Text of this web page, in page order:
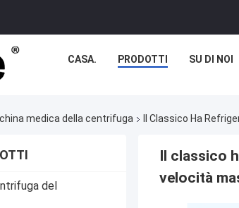
CASA. PRODOTTI SU DI NOI
medica della centrifuga Il Classico Ha
del
Il classico
velocità